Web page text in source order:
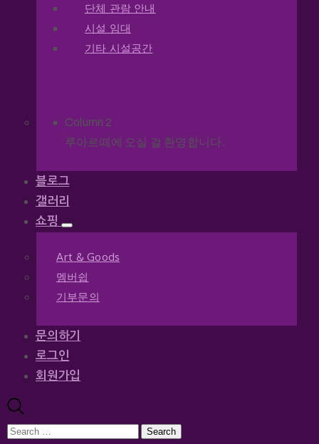
단체 관람 안내
시설 임대
기타 시설공간
Column 2
루아르떼에 오실 걸 환영합니다.
블로그
갤러리
쇼핑
Art & Goods
멤버쉽
기부문의
문의하기
로그인
회원가입